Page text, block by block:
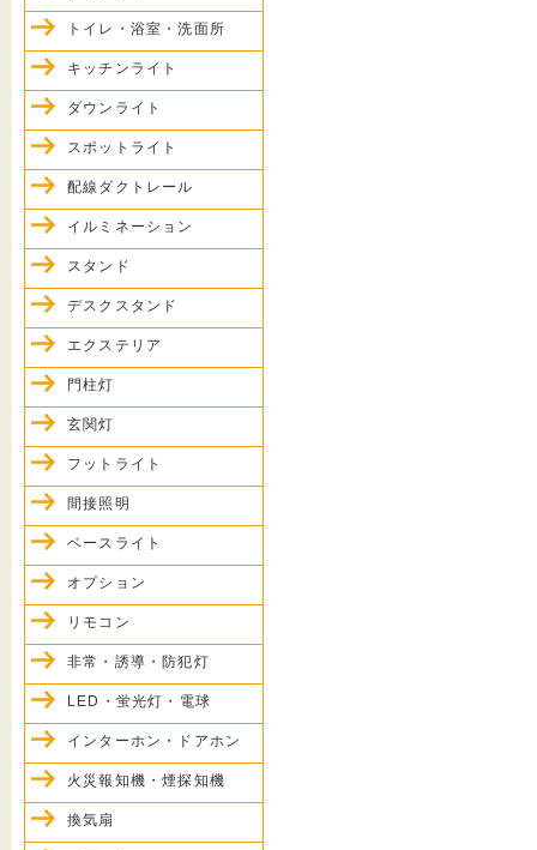
トイレ・浴室・洗面所
キッチンライト
ダウンライト
スポットライト
配線ダクトレール
イルミネーション
スタンド
デスクスタンド
エクステリア
門柱灯
玄関灯
フットライト
間接照明
ベースライト
オプション
リモコン
非常・誘導・防犯灯
LED・蛍光灯・電球
インターホン・ドアホン
火災報知機・煙探知機
換気扇